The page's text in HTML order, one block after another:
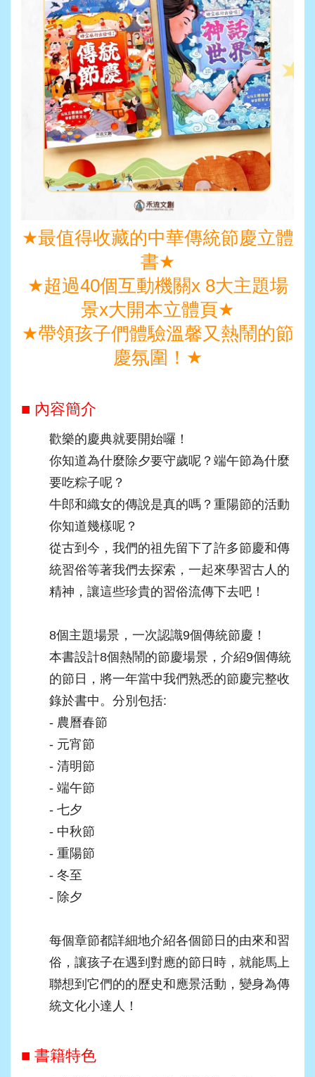
★最值得收藏的中華傳統節慶立體
書★
★超過40個互動機關x 8大主題場
景x大開本立體頁★
★帶領孩子們體驗溫馨又熱鬧的節
慶氛圍！ ★
■ 內容簡介
歡樂的慶典就要開始囉！
你知道為什麼除夕要守歲呢？端午節為什麼
要吃粽子呢？
牛郎和織女的傳說是真的嗎？重陽節的活動
你知道幾樣呢？
從古到今，我們的祖先留下了許多節慶和傳
統習俗等著我們去探索，一起來學習古人的
精神，讓這些珍貴的習俗流傳下去吧！
8個主題場景，一次認識9個傳統節慶！
本書設計8個熱鬧的節慶場景，介紹9個傳統
的節日，將一年當中我們熟悉的節慶完整收
錄於書中。分別包括:
- 農曆春節
- 元宵節
- 清明節
- 端午節
- 七夕
- 中秋節
- 重陽節
- 冬至
- 除夕
每個章節都詳細地介紹各個節日的由來和習
俗，讓孩子在遇到對應的節日時，就能馬上
聯想到它們的的歷史和應景活動，變身為傳
統文化小達人！
■ 書籍特色